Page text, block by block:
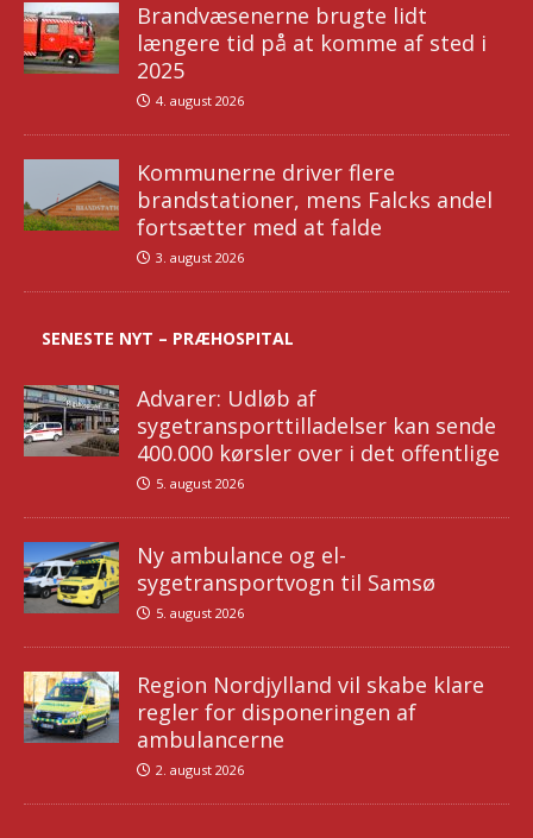
Brandvæsenerne brugte lidt
længere tid på at komme af sted i
2025
4. august 2026
Kommunerne driver flere
brandstationer, mens Falcks andel
fortsætter med at falde
3. august 2026
SENESTE NYT – PRÆHOSPITAL
Advarer: Udløb af
sygetransporttilladelser kan sende
400.000 kørsler over i det offentlige
5. august 2026
Ny ambulance og el-
sygetransportvogn til Samsø
5. august 2026
Region Nordjylland vil skabe klare
regler for disponeringen af
ambulancerne
2. august 2026